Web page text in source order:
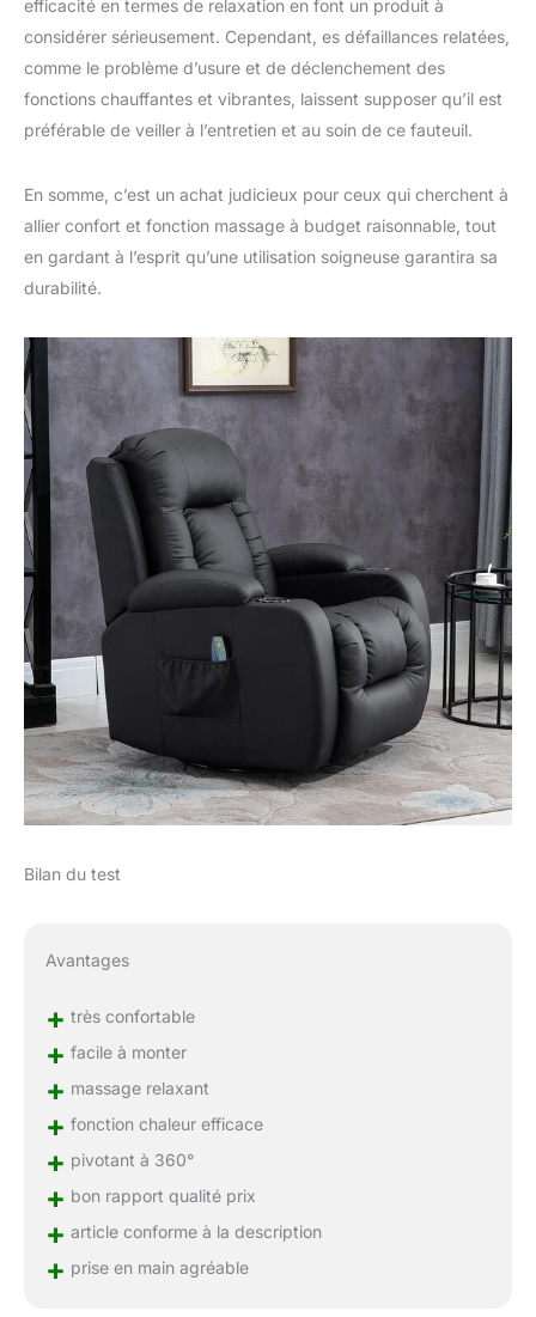
stabilité irréprochable
même lors d'utilisations
quotidiennes intensives.
Il supporte une charge
toutes morphologies
pour un confort sans
compromis. Oubliez les
vous offrant des années
de détente fiable et
sécurisée.
efficacité en termes de relaxation en font un produit à
considérer sérieusement. Cependant, es défaillances relatées,
comme le problème d’usure et de déclenchement des
fonctions chauffantes et vibrantes, laissent supposer qu’il est
préférable de veiller à l’entretien et au soin de ce fauteuil.
En somme, c’est un achat judicieux pour ceux qui cherchent à
allier confort et fonction massage à budget raisonnable, tout
en gardant à l’esprit qu’une utilisation soigneuse garantira sa
durabilité.
Bilan du test
Avantages
+ très confortable
+ facile à monter
+ massage relaxant
+ fonction chaleur efficace
+ pivotant à 360°
+ bon rapport qualité prix
+ article conforme à la description
+ prise en main agréable